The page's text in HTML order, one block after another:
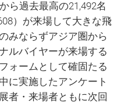
ら過去最高の21,492名
）が来場して大きな飛
みならずアジア圏から
ルバイヤーが来場する
ォームとして確固たる
に実施したアンケート
者・来場者ともに次回